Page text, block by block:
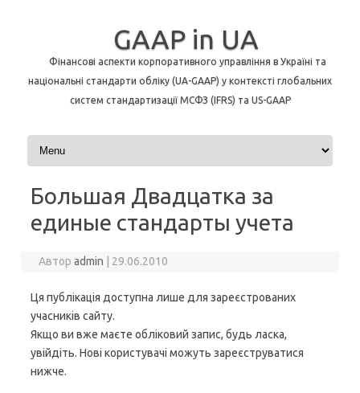
GAAP in UA
Фінансові аспекти корпоративного управління в Україні та
національні стандарти обліку (UA-GAAP) у контексті глобальних
систем стандартизації МСФЗ (IFRS) та US-GAAP
Перейти до контенту
Большая Двадцатка за
единые стандарты учета
Авторadmin 29.06.2010
Ця публікація доступна лише для зареєстрованих
учасників сайту.
Якщо ви вже маєте обліковий запис, будь ласка,
увійдіть. Нові користувачі можуть зареєструватися
нижче.